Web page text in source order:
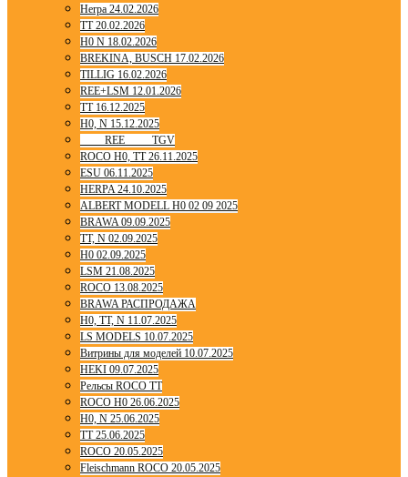
Herpa 24.02.2026
TT 20.02.2026
H0 N 18.02.2026
BREKINA, BUSCH 17.02.2026
TILLIG 16.02.2026
REE+LSM 12.01.2026
TT 16.12.2025
H0, N 15.12.2025
____ REE ____ TGV
ROCO H0, TT 26.11.2025
ESU 06.11.2025
HERPA 24.10.2025
ALBERT MODELL H0 02 09 2025
BRAWA 09.09.2025
TT, N 02.09.2025
H0 02.09.2025
LSM 21.08.2025
ROCO 13.08.2025
BRAWA РАСПРОДАЖА
H0, TT, N 11.07.2025
LS MODELS 10.07.2025
Витрины для моделей 10.07.2025
HEKI 09.07.2025
Рельсы ROCO TT
ROCO H0 26.06.2025
H0, N 25.06.2025
TT 25.06.2025
ROCO 20.05.2025
Fleischmann ROCO 20.05.2025